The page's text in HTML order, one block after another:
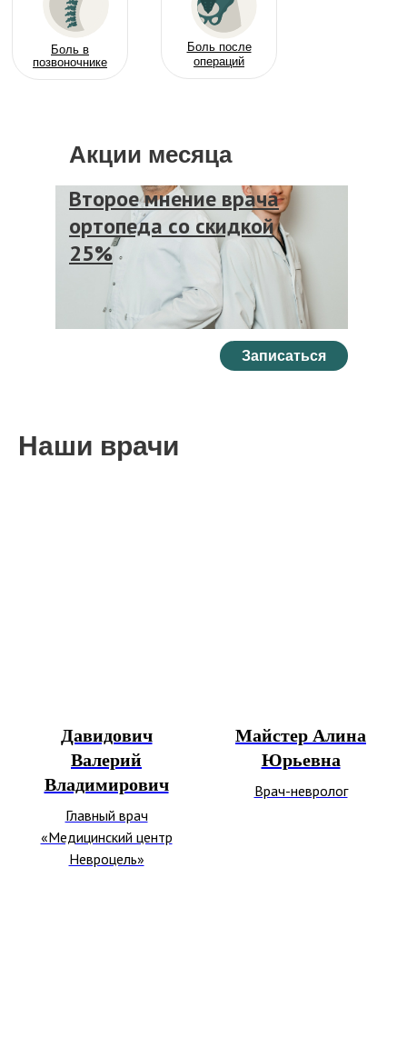
Боль после
операций
Боль в
позвоночнике
Акции месяца
Второе мнение врача
ортопеда со скидкой
25%
Записаться
Наши врачи
Давидович
Валерий
Владимирович
Главный врач
«Медицинский центр
Невроцель»
Майстер Алина
Юрьевна
Врач-невролог